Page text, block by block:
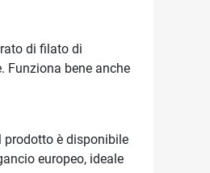
di filato di
Funziona bene anche
prodotto è disponibile
europeo, ideale